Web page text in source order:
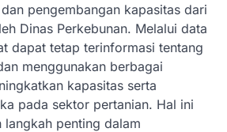
pengembangan kapasitas dari
Dinas Perkebunan. Melalui data
dapat tetap terinformasi tentang
menggunakan berbagai
kapasitas serta
pada sektor pertanian. Hal ini
langkah penting dalam